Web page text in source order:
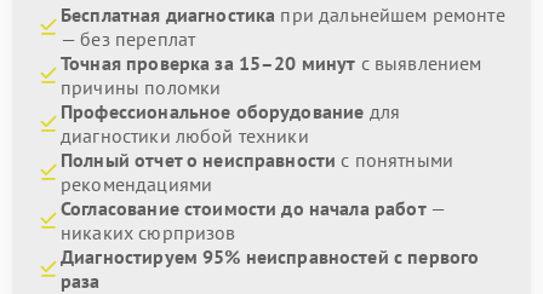
Бесплатная диагностика при дальнейшем ремонте
— без переплат
Точная проверка за 15–20 минут с выявлением
причины поломки
Профессиональное оборудование для
диагностики любой техники
Полный отчет о неисправности с понятными
рекомендациями
Согласование стоимости до начала работ—
никаких сюрпризов
Диагностируем 95% неисправностей с первого
раза